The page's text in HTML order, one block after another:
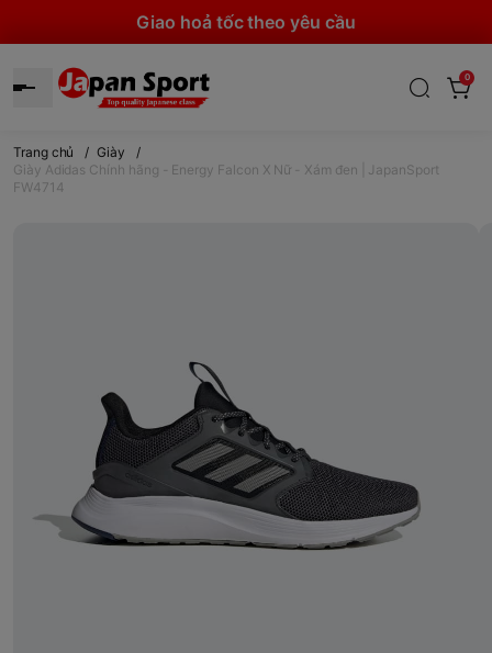
Giao hoả tốc theo yêu cầu
0
Trang chủ / Giày
/
Giày Adidas Chính hãng - Energy Falcon X Nữ - Xám đen | JapanSport
FW4714